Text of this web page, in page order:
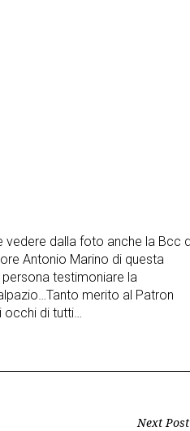
dalla foto anche la Bcc
Antonio Marino di questa
testimoniare la
merito al Patron
occhi di tutti…
Next Post